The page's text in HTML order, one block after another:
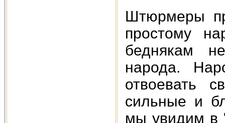
Штюрмеры
простому
беднякам
народа.
отвоевать
сильные и
мы увидим в